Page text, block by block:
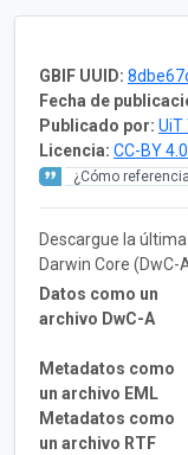
GBIF UUID:
Fecha de
Publicado por: UiT
Licencia: CC-BY 4.0
¿Cómo
Descargue la
Darwin Core (DwC-
Datos como un
archivo DwC-A
Metadatos como
un archivo EML
Metadatos como
un archivo RTF